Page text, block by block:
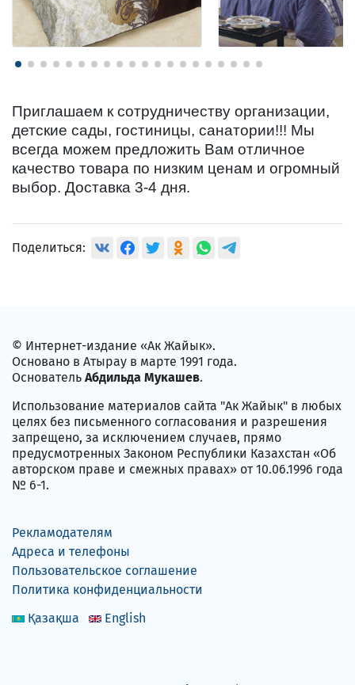
Приглашаем к сотрудничеству организации,
детские сады, гостиницы, санатории!!! Мы
всегда можем предложить Вам отличное
качество товара по низким ценам и огромный
выбор. Доставка 3-4 дня.
Поделиться:
© Интернет-издание «Ак Жайык».
Основано в Атырау в марте 1991 года.
Основатель Абдильда Мукашев.
Использование материалов сайта "Ак Жайык" в любых
целях без письменного согласования и разрешения
запрещено, за исключением случаев, прямо
предусмотренных Законом Республики Казахстан «Об
авторском праве и смежных правах» от 10.06.1996 года
№ 6-1.
Рекламодателям
Адреса и телефоны
Пользовательское соглашение
Политика конфиденциальности
Қазақша
English